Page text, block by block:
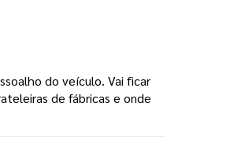
do veículo. Vai ficar
de fábricas e onde